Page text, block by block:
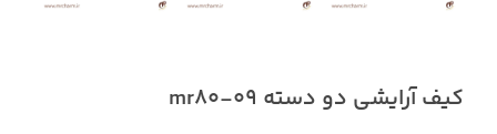
کیف آرایشی دو دسته mr80-09